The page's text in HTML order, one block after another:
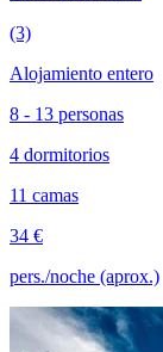
(3)
Alojamiento entero
8 - 13 personas
4 dormitorios
11 camas
34 €
pers./noche (aprox.)